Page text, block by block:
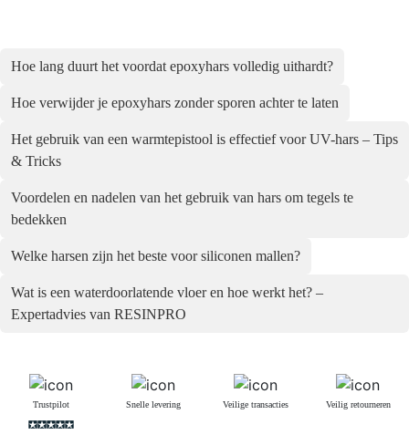
Hoe lang duurt het voordat epoxyhars volledig uithardt?
Hoe verwijder je epoxyhars zonder sporen achter te laten
Het gebruik van een warmtepistool is effectief voor UV-hars – Tips
& Tricks
Voordelen en nadelen van het gebruik van hars om tegels te
bedekken
Welke harsen zijn het beste voor siliconen mallen?
Wat is een waterdoorlatende vloer en hoe werkt het? –
Expertadvies van RESINPRO
Trustpilot Snelle levering Veilige transacties Veilig retourneren